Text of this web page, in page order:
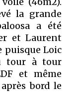
la grande
a été
et Laurent
puisque Loic
tour à tour
et même
bord le